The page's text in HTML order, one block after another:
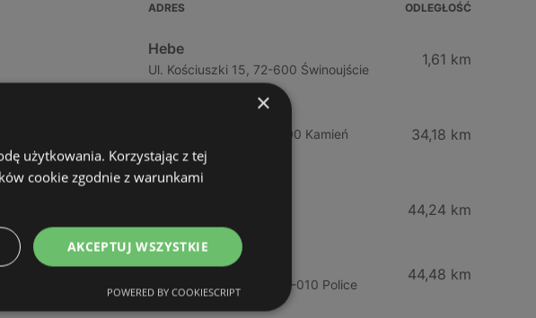
ADRES ODLEGŁOŚĆ
Hebe
Ul. Kościuszki 15, 72-600 Świnoujście
1,61 km
Drogeria Jasmin
Ul. Mickiewicza 4, 72-400 Kamień
Pomorski
34,18 km
44,24 km
Jawa Drogerie
Ul. Piłsudskiego 12/2, 72-010 Police
44,48 km
×
użytkowania. Korzystając z tej
cookie zgodnie z warunkami
AKCEPTUJ WSZYSTKIE
POWERED BY COOKIESCRIPT